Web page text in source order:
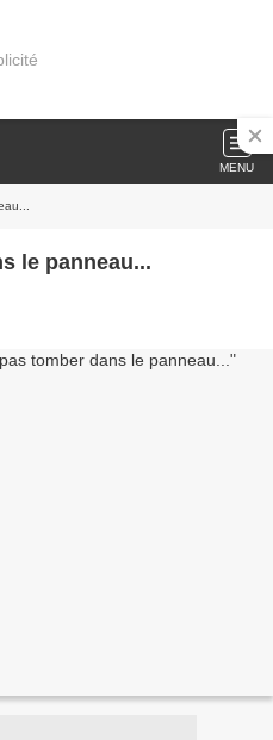
MENU
le panneau...